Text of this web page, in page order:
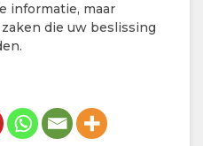
informatie, maar
die uw beslissing